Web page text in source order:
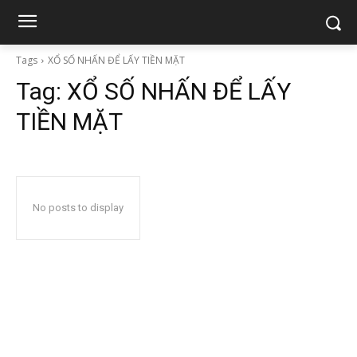
Tags XỔ SỐ NHẤN ĐỂ LẤY TIỀN MẶT
Tag: XỔ SỐ NHẤN ĐỂ LẤY
TIỀN MẶT
No posts to display